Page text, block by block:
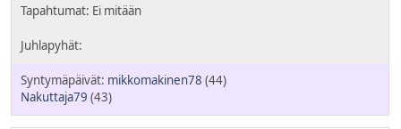
mikkomakinen78 (44)
Nakuttaja79 (43)